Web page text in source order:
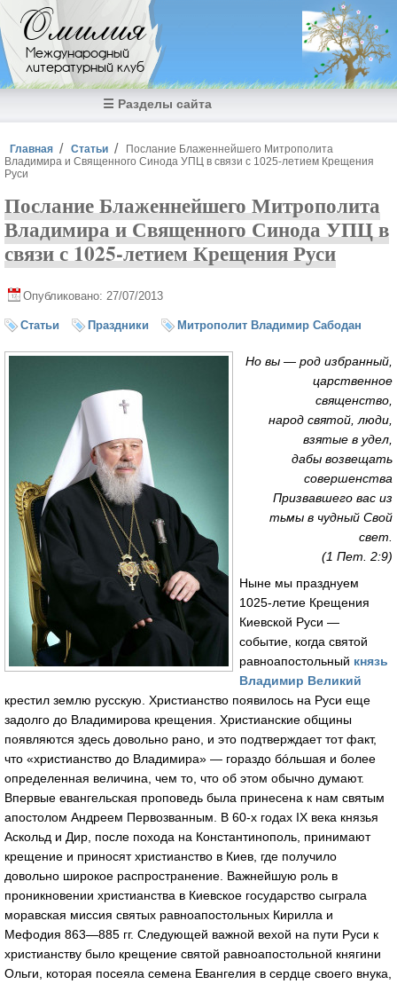
Перейти к основному содержанию
Омилия
Международный
литературный клуб
☰ Разделы сайта
Вы здесь
Главная Статьи
Послание Блаженнейшего Митрополита
Владимира и Священного Синода УПЦ в связи с 1025-летием Крещения
Руси
Послание Блаженнейшего Митрополита
Владимира и Священного Синода УПЦ в
связи с 1025-летием Крещения Руси
Опубликовано: 27/07/2013
Статьи Праздники Митрополит Владимир Сабодан
Но вы — род избранный,
царственное
священство,
народ святой, люди,
взятые в удел,
дабы возвещать
совершенства
Призвавшего вас из
тьмы в чудный Свой
свет.
(1 Пет. 2:9)
Ныне мы празднуем
1025-летие Крещения
Киевской Руси —
событие, когда святой
равноапостольный князь
Владимир Великий
крестил землю русскую. Христианство появилось на Руси еще
задолго до Владимирова крещения. Христианские общины
появляются здесь довольно рано, и это подтверждает тот факт,
что «христианство до Владимира» — гораздо бóльшая и более
определенная величина, чем то, что об этом обычно думают.
Впервые евангельская проповедь была принесена к нам святым
апостолом Андреем Первозванным. В 60-х годах IX века князья
Аскольд и Дир, после похода на Константинополь, принимают
крещение и приносят христианство в Киев, где получило
довольно широкое распространение. Важнейшую роль в
проникновении христианства в Киевское государство сыграла
моравская миссия святых равноапостольных Кирилла и
Мефодия 863—885 гг. Следующей важной вехой на пути Руси к
христианству было крещение святой равноапостольной княгини
Ольги, которая посеяла семена Евангелия в сердце своего внука,